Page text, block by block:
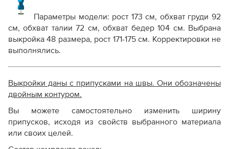
Параметры модели: рост 173 см, обхват груди 92
см, обхват талии 72 см, обхват бедер 104 см. Выбрана
выкройка 48 размера, рост 171-175 см. Корректировки не
выполнялись.
Выкройки даны с припусками на швы. Они обозначены
двойным контуром.
Вы можете самостоятельно изменить ширину
припусков, исходя из свойств выбранного материала
или своих целей.